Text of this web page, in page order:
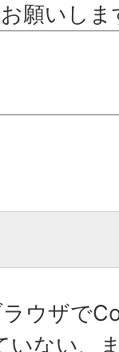
願いしま
ウザで
いない、